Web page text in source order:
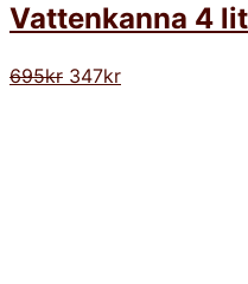
Vattenkanna 4
695kr 347kr